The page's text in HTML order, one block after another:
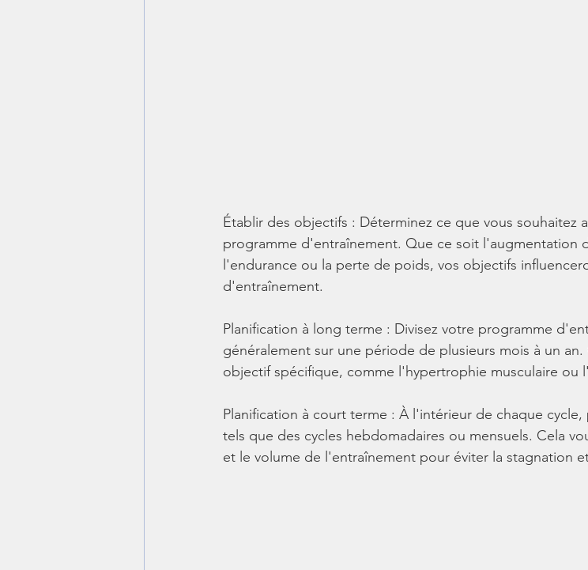
Établir des objectifs : Déterminez ce que vous souhaitez
programme d'entraînement. Que ce soit l'augmentation
l'endurance ou la perte de poids, vos objectifs
d'entraînement.
Planification à long terme : Divisez votre programme
généralement sur une période de plusieurs mois à un
objectif spécifique, comme l'hypertrophie musculaire ou
Planification à court terme : À l'intérieur de chaque
tels que des cycles hebdomadaires ou mensuels. Cela
et le volume de l'entraînement pour éviter la stagnation